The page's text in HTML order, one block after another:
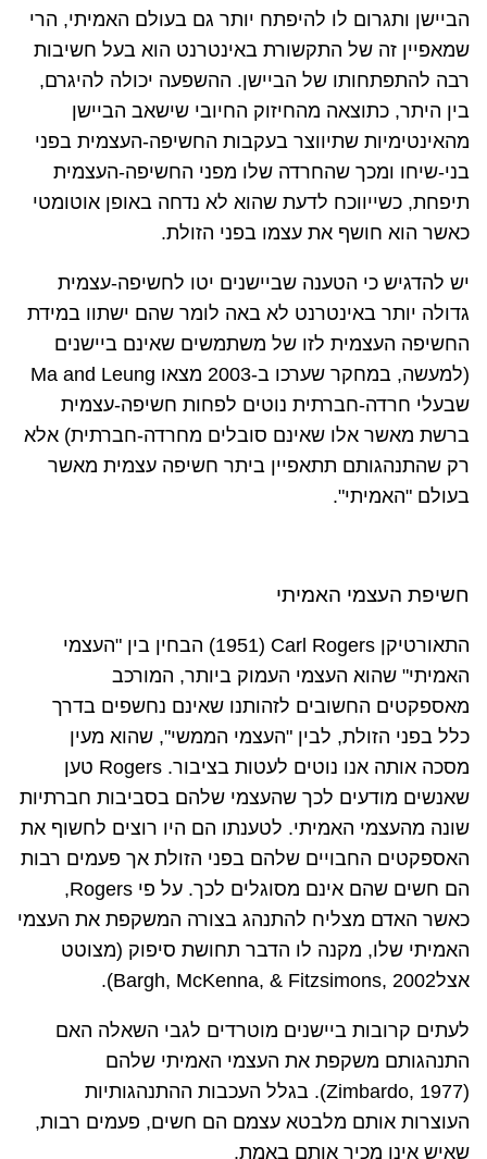
הביישן ותגרום לו להיפתח יותר גם בעולם האמיתי, הרי
שמאפיין זה של התקשורת באינטרנט הוא בעל חשיבות
רבה להתפתחותו של הביישן. ההשפעה יכולה להיגרם,
בין היתר, כתוצאה מהחיזוק החיובי שישאב הביישן
מהאינטימיות שתיווצר בעקבות החשיפה-העצמית בפני
בני-שיחו ומכך שהחרדה שלו מפני החשיפה-העצמית
תיפחת, כשייווכח לדעת שהוא לא נדחה באופן אוטומטי
כאשר הוא חושף את עצמו בפני הזולת.
יש להדגיש כי הטענה שביישנים יטו לחשיפה-עצמית
גדולה יותר באינטרנט לא באה לומר שהם ישתוו במידת
החשיפה העצמית לזו של משתמשים שאינם ביישנים
)למעשה, במחקר שערכו ב-2003 מצאו
Ma and Leung
שבעלי חרדה-חברתית נוטים לפחות חשיפה-עצמית
ברשת מאשר אלו שאינם סובלים מחרדה-חברתית( אלא
רק שהתנהגותם תתאפיין ביתר חשיפה עצמית מאשר
בעולם "האמיתי".
חשיפת העצמי האמיתי
התאורטיקן Carl Rogers
(
(1951 הבחין בין "העצמי
האמיתי" שהוא העצמי העמוק ביותר, המורכב
מאספקטים החשובים לזהותנו שאינם נחשפים בדרך
כלל בפני הזולת, לבין "העצמי הממשי", שהוא מעין
מסכה אותה אנו נוטים לעטות בציבור. Rogers טען
שאנשים מודעים לכך שהעצמי שלהם בסביבות חברתיות
שונה מהעצמי האמיתי. לטענתו הם היו רוצים לחשוף את
האספקטים החבויים שלהם בפני הזולת אך פעמים רבות
הם חשים שהם אינם מסוגלים לכך. על פי Rogers
,
כאשר האדם מצליח להתנהג בצורה המשקפת את העצמי
האמיתי שלו, מקנה לו הדבר תחושת סיפוק (מצוטט
אצלBargh, McKenna, & Fitzsimons, 2002
).
לעתים קרובות ביישנים מוטרדים לגבי השאלה האם
התנהגותם משקפת את העצמי האמיתי שלהם
(
Zimbardo, 1977). בגלל העכבות ההתנהגותיות
העוצרות אותם מלבטא עצמם הם חשים, פעמים רבות,
שאיש אינו מכיר אותם באמת.